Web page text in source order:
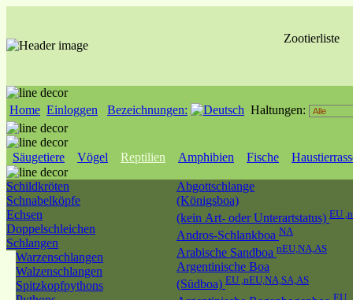
Zootierliste
Home Einloggen Bezeichnungen: Haltungen:
Säugetiere Vögel Reptilien Amphibien Fische
Schildkröten
Schnabelköpfe
Echsen
Doppelschleichen
Schlangen
Warzenschlangen
Walzenschlangen
Spitzkopfpythons
Abgottschlange
(Königsboa)
(kein Art- oder Unterartstatus) EU
Andros-Schlankboa NA
Arabische Sandboa nEU,NA,AS
Argentinische Boa
(Südboa) EU ,nEU,NA,SA,AS
EU